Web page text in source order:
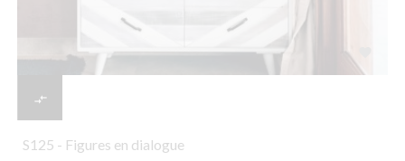

S125 - Figures en dialogue